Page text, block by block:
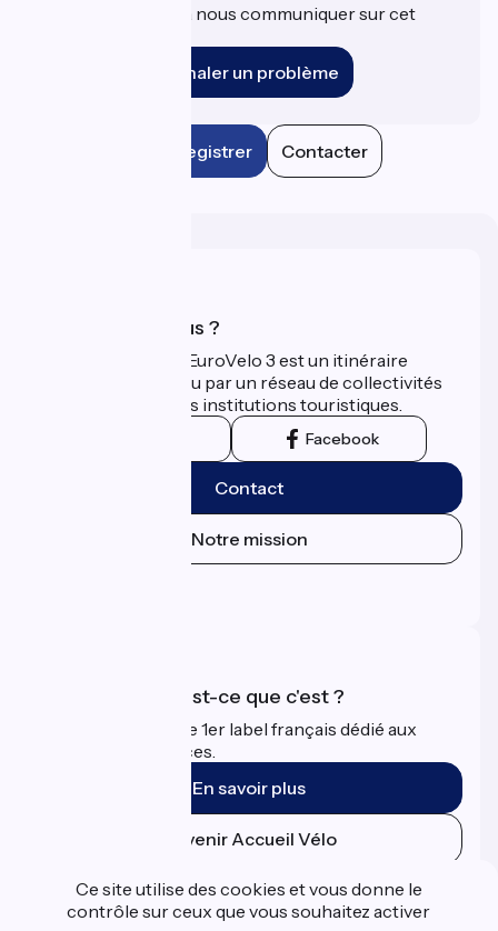
Une information à nous communiquer sur cet
Signaler un problème
Enregistrer Contacter
Qui sommes-nous ?
La Scandibérique-EuroVelo 3 est un itinéraire
développé et promu par un réseau de collectivités
territoriales et leurs institutions touristiques.
Facebook
Contact
Notre mission
Accueil Vélo qu'est-ce que c'est ?
Accueil Vélo c'est le 1er label français dédié aux
cyclistes en vacances.
En savoir plus
Devenir Accueil Vélo
Financé dans le cadre de Destination France
Ce site utilise des cookies et vous donne le
contrôle sur ceux que vous souhaitez activer